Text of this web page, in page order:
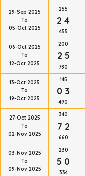
29-Sep 2025
To
05-Oct 2025
255
2 4
455
06-Oct 2025
To
12-Oct 2025
200
2 5
780
13-Oct 2025
To
19-Oct 2025
145
0 3
490
27-Oct 2025
To
02-Nov 2025
340
7 2
660
03-Nov 2025
To
09-Nov 2025
230
5 0
334